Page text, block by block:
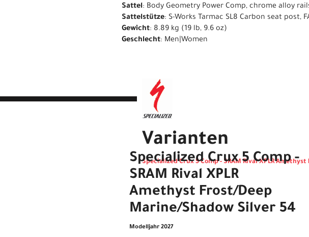
Sattel: Body Geometry Power Comp, chrome alloy
Sattelstütze: S-Works Tarmac SL8 Carbon seat post,
Gewicht: 8.89 kg (19 lb, 9.6 oz)
Geschlecht: Men|Women
Varianten
Specialized Crux 5 Comp - SRAM Rival XPLR
Specialized Crux 5 Comp -
SRAM Rival XPLR
Amethyst Frost/Deep
Marine/Shadow Silver 54
Modelljahr 2027